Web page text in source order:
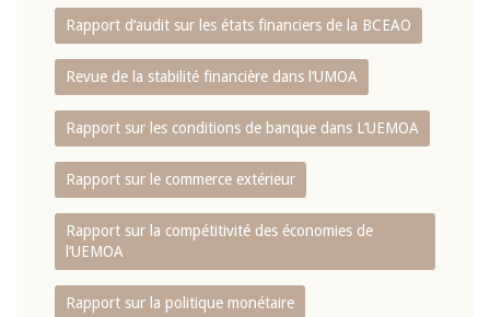
Rapport d‘audit sur les états financiers de la BCEAO
Revue de la stabilité financière dans l‘UMOA
Rapport sur les conditions de banque dans L‘UEMOA
Rapport sur le commerce extérieur
Rapport sur la compétitivité des économies de
l‘UEMOA
Rapport sur la politique monétaire